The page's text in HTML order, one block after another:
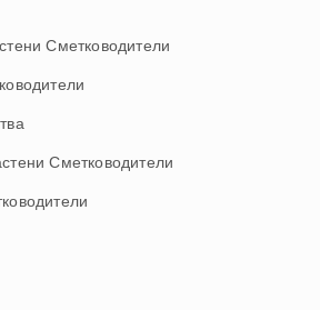
Сметководители
Сметководители